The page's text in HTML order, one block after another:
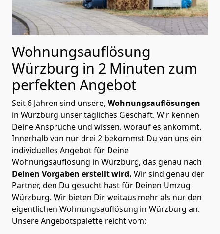
Wohnungsauflösung
Würzburg in 2 Minuten zum
perfekten Angebot
Seit 6 Jahren sind unsere, Wohnungsauflösungen
in Würzburg unser tägliches Geschäft. Wir kennen
Deine Ansprüche und wissen, worauf es ankommt.
Innerhalb von nur drei 2 bekommst Du von uns ein
individuelles Angebot für Deine
Wohnungsauflösung in Würzburg, das genau nach
Deinen Vorgaben erstellt wird. Wir sind genau der
Partner, den Du gesucht hast für Deinen Umzug
Würzburg. Wir bieten Dir weitaus mehr als nur den
eigentlichen Wohnungsauflösung in Würzburg an.
Unsere Angebotspalette reicht vom: